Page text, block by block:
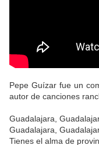
Pepe Guízar fue un
autor de canciones
Guadalajara,
Guadalajara,
Tienes el alma de